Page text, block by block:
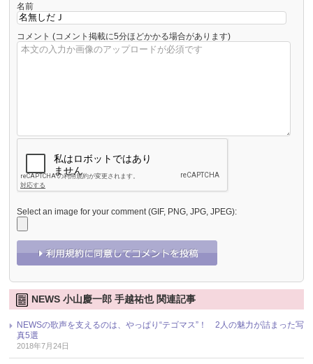
名前
コメント (コメント掲載に5分ほどかかる場合があります)
Select an image for your comment (GIF, PNG, JPG, JPEG):
NEWS 小山慶一郎 手越祐也 関連記事
NEWSの歌声を支えるのは、やっぱり“テゴマス”！ 2人の魅力が詰まった写
真5選
2018年7月24日